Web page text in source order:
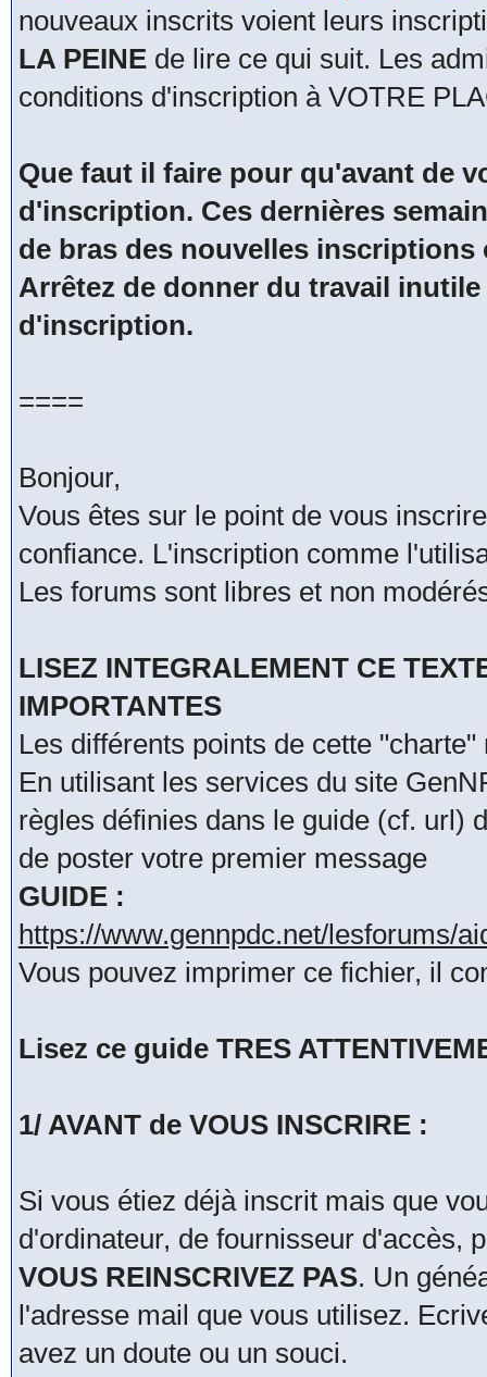
nouveaux inscrits voient leurs
LA PEINEde lire ce qui suit. Les
conditions d'inscription à VOTRE
Que faut il faire pour qu'avant de
d'inscription. Ces dernières
de bras des nouvelles inscriptions
Arrêtez de donner du travail
d'inscription.
====
Bonjour,
Vous êtes sur le point de vous
confiance. L'inscription comme
Les forums sont libres et non
LISEZ INTEGRALEMENT CE
IMPORTANTES
Les différents points de cette
En utilisant les services du site
règles définies dans le guide (cf. url)
de poster votre premier message
GUIDE :
https://www.gennpdc.net/lesforums/
Vous pouvez imprimer ce fichier, il
Lisez ce guide TRES
1/ AVANT de VOUS INSCRIRE :
Si vous étiez déjà inscrit mais que
d'ordinateur, de fournisseur d'accès,
VOUS REINSCRIVEZ PAS. Un
l'adresse mail que vous utilisez.
avez un doute ou un souci.